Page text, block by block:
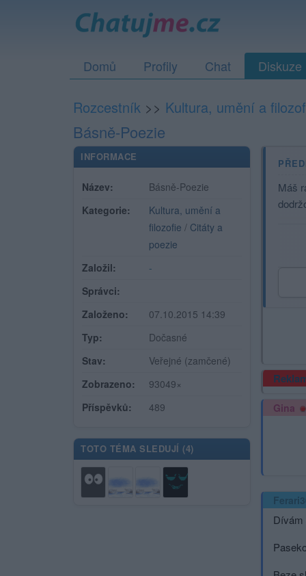
Domů Profily Chat Diskuze
Rozcestník >> Kultura, umění a
Básně-Poezie
INFORMACE
Název:
Básně-Poezie
Kategorie:
Kultura, umění a
filozofie / Citáty a
poezie
Založil:
-
Správci:
Založeno:
07.10.2015 14:39
Typ:
Dočasné
Stav:
Veřejné (zamčené)
Zobrazeno:
93049×
Příspěvků:
489
TOTO TÉMA SLEDUJÍ (4)
Máš
Gina
Dívám